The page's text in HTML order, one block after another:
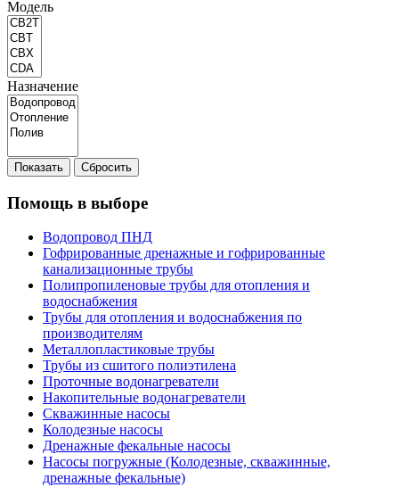
Модель
Назначение
Показать Сбросить
Помощь в выборе
Водопровод ПНД
Гофрированные дренажные и гофрированные
канализационные трубы
Полипропиленовые трубы для отопления и
водоснабжения
Трубы для отопления и водоснабжения по
производителям
Металлопластиковые трубы
Трубы из сшитого полиэтилена
Проточные водонагреватели
Накопительные водонагреватели
Скважинные насосы
Колодезные насосы
Дренажные фекальные насосы
Насосы погружные (Колодезные, скважинные,
дренажные фекальные)